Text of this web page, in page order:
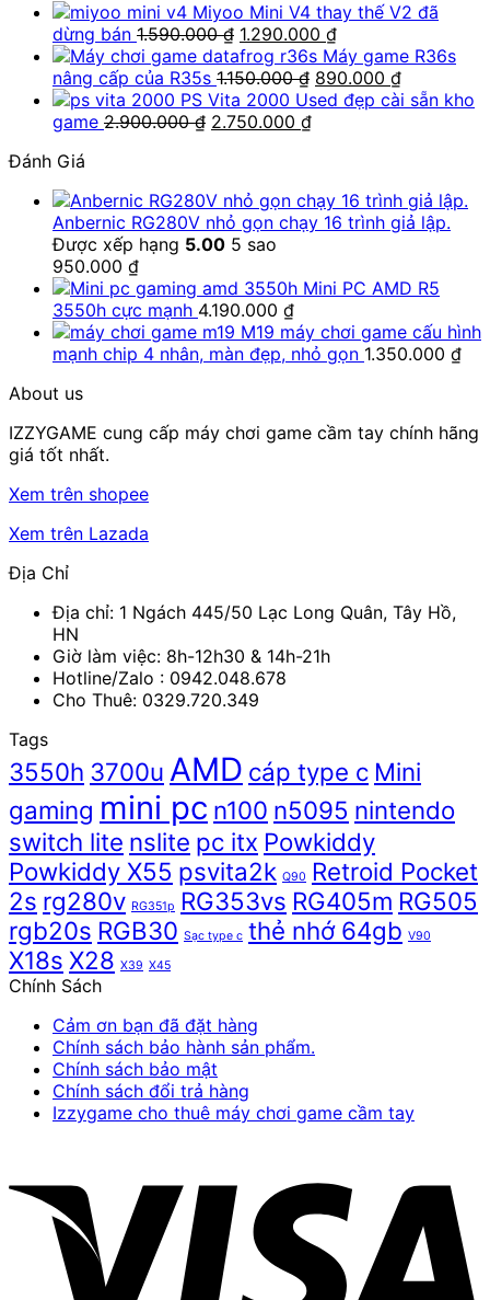
Miyoo Mini V4 thay thế V2 đã
dừng bán 1.590.000₫ Giá
gốc
là:
1.590.000 ₫.
1.290.000 ₫Giá
hiện
tại
là:
Máy game R36s
nâng cấp của R35s 1.150.000₫ Giá
gốc
890.000 ₫Giá
hiện
PS Vita 2000 Used đẹp cài sẵn kho
game 2.900.000₫ Giá
2.750.000 ₫Giá
2.750.000 ₫.
Đánh Giá
Anbernic RG280V nhỏ gọn chạy 16 trình giả lập.
Được xếp hạng 5.00 5 sao
950.000 ₫
Mini PC AMD R5
3550h cực mạnh 4.190.000 ₫
M19 máy chơi game cấu hình
mạnh chip 4 nhân, màn đẹp, nhỏ gọn 1.350.000 ₫
About us
IZZYGAME cung cấp máy chơi game cầm tay chính hãng
giá tốt nhất.
Xem trên shopee
Xem trên Lazada
Địa Chỉ
Địa chỉ: 1 Ngách 445/50 Lạc Long Quân, Tây Hồ,
HN
Giờ làm việc: 8h-12h30 & 14h-21h
Hotline/Zalo : 0942.048.678
Cho Thuê: 0329.720.349
Tags
3550h 3700u AMD cáp type c Mini
gaming mini pc n100 n5095 nintendo
switch lite nslite pc itx Powkiddy
Powkiddy X55 psvita2k Q90
Retroid Pocket
2s rg280v RG351p RG353vs RG405m RG505
rgb20s RGB30 Sạc type c thẻ nhớ 64gb V90
X18s X28 X39 X45
Chính Sách
Cảm ơn bạn đã đặt hàng
Chính sách bảo hành sản phẩm.
Chính sách bảo mật
Chính sách đổi trả hàng
Izzygame cho thuê máy chơi game cầm tay